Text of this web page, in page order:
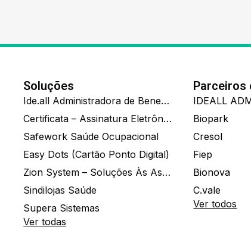
Soluções
Ide.all Administradora de Benefícios
Certificata – Assinatura Eletrônica De Documentos
Safework Saúde Ocupacional
Easy Dots (Cartão Ponto Digital)
Zion System – Soluções Às Associações E Empresas
Sindilojas Saúde
Supera Sistemas
Ver todas
Parceiros
Biopark
Cresol
Fiep
Bionova
C.vale
Ver todos